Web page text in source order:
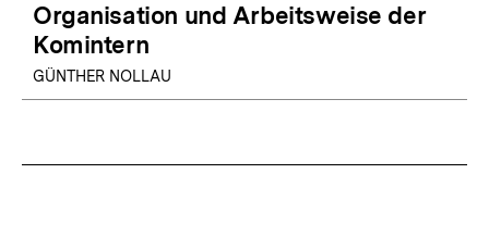
Organisation und Arbeitsweise der
Komintern
GÜNTHER NOLLAU